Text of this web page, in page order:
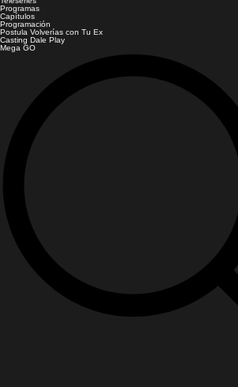
Programas
Capítulos
Programación
Postula Volverías con Tu Ex
Casting Dale Play
Mega GO